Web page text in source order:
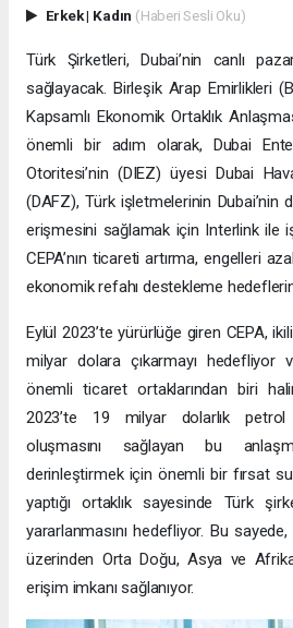
Erkek| Kadın (Haberi Sesli Oku)
Türk Şirketleri, Dubai’nin canlı
sağlayacak. Birleşik Arap Emirlikleri
Kapsamlı Ekonomik Ortaklık
önemli bir adım olarak, Dubai
Otoritesi’nin (DIEZ) üyesi Dubai
(DAFZ), Türk işletmelerinin Dubai’nin
erişmesini sağlamak için Interlink ile
CEPA’nın ticareti artırma, engelleri
ekonomik refahı destekleme
Eylül 2023’te yürürlüğe giren CEPA,
milyar dolara çıkarmayı hedefliyor
önemli ticaret ortaklarından biri
2023’te 19 milyar dolarlık
oluşmasını sağlayan bu
derinleştirmek için önemli bir fırsat
yaptığı ortaklık sayesinde Türk
yararlanmasını hedefliyor. Bu
üzerinden Orta Doğu, Asya ve
erişim imkanı sağlanıyor.